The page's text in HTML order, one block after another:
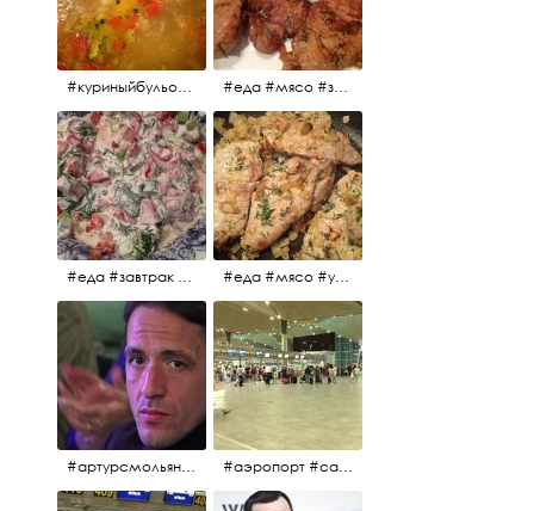
#куриныйбульон #лавровыйлист #помидоры #картофель #чеснок #лук #морковь #приправы #перецдушистый #курица #ужин #еда #сольповкусу #жёлтыйкарри #имбирь #кориандр #кокос #лимонныйсок #оливковоемасло #кумин #кайенскийперец #еда #мясо #завтрак #источниквдохновения #люблюготовить
#еда #завтрак #витамины #помидоры #укроп #огурцы #сметана #салат #еда #мясо #утро #завтрак #едакакисточниквдохновения
#артурсмольянинов @melnikovadsh #artursmolyaninov #аэропорт #санктпетербург #пулково #мореморе #моремолнцепесок #дваночи